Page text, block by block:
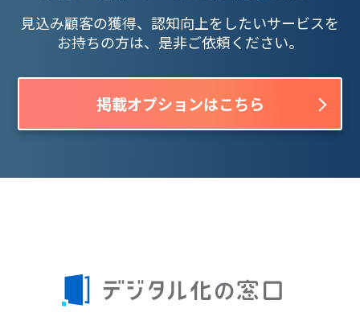
見込み顧客の獲得、認知向上をしたいサービスを
お持ちの方は、是非ご依頼ください。
掲載オプションはこちら